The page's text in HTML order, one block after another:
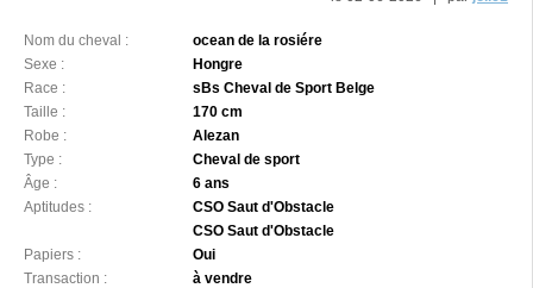
Nom du cheval :
ocean de la rosiére
Sexe :
Hongre
Race :
sBs Cheval de Sport Belge
Taille :
170 cm
Robe :
Alezan
Type :
Cheval de sport
Âge :
6 ans
Aptitudes :
CSO Saut d'Obstacle
CSO Saut d'Obstacle
Papiers :
Oui
Transaction :
à vendre